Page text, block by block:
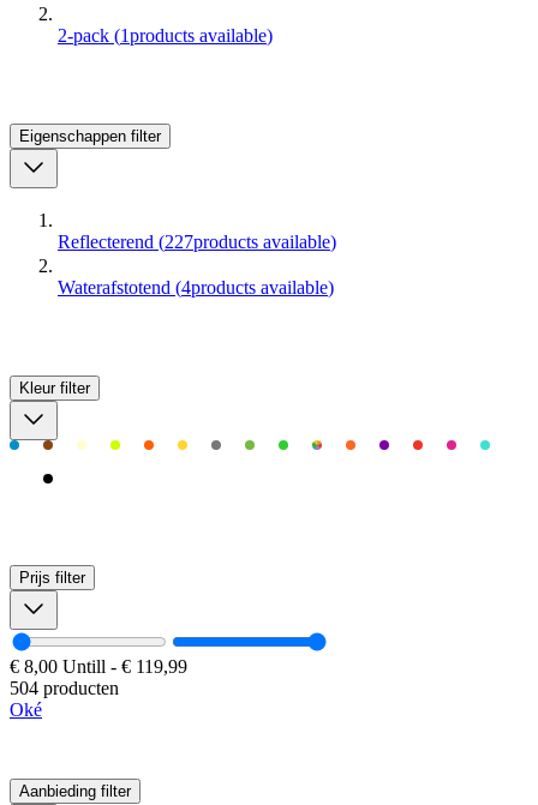
2-pack (1products available)
Eigenschappen filter
Reflecterend (227products available)
Waterafstotend (4products available)
Kleur filter
Prijs filter
€ 8,00 Untill - € 119,99
504 producten
Oké
Aanbieding filter